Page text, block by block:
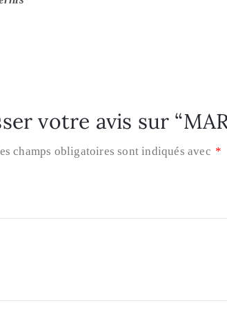
votre avis sur
champs obligatoires sont indiqués avec *